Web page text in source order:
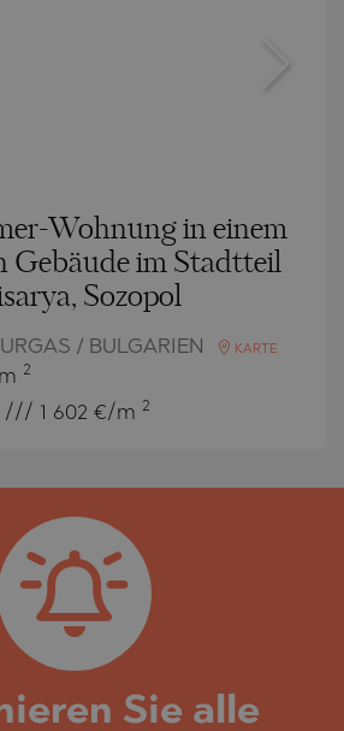
Wohnung in einem
Gebäude im Stadtteil
Sozopol
/ BULGARIEN KARTE
2
/// 1 602 €/m 2
Sie alle